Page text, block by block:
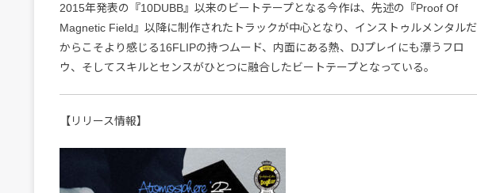
2015年発表の『10DUBB』以来のビートテープとなる今作は、先述の『Proof Of
Magnetic Field』以降に制作されたトラックが中心となり、インストゥルメンタルだ
からこそより感じる16FLIPの持つムード、内面にある熱、DJプレイにも漂うフロ
ウ、そしてスキルとセンスがひとつに融合したビートテープとなっている。
【リリース情報】